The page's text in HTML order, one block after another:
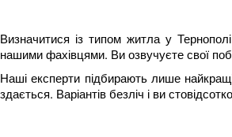
Визначитися із типом житла у
нашими фахівцями. Ви озвучуєте свої
Наші експерти підбирають лише
здається. Варіантів безліч і ви